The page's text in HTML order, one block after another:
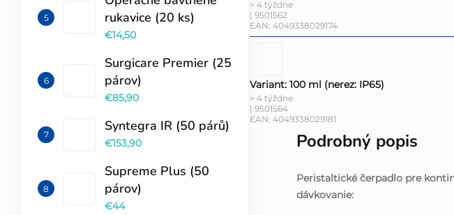
rukavice (20 ks)
€14,50
Surgicare Premier (25
párov)
€85,90
Syntegra IR (50 párů)
€153,90
Supreme Plus (50
párov)
€44
> 4 týždne
| 9501562
EAN: 4049338029174
Variant: 100 ml (nerez: IP65)
> 4 týždne
| 9501564
EAN: 4049338029181
Podrobný popis
Peristaltické čerpadlo pre
dávkovanie: